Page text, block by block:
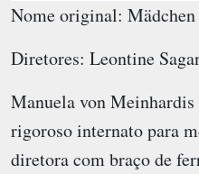
Nome original:
Diretores: Leontine
Manuela von Meinhardis
rigoroso internato para
diretora com braço de